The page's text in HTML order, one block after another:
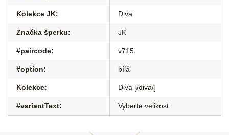
Kolekce JK: Diva
Značka šperku: JK
#paircode: v715
#option: bílá
Kolekce: Diva [/diva/]
#variantText: Vyberte velikost